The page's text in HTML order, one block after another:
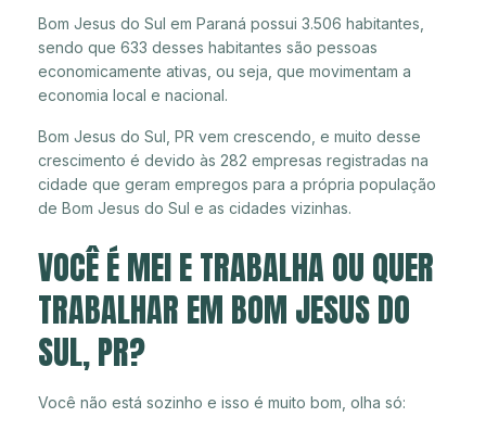
Bom Jesus do Sul em Paraná possui 3.506 habitantes,
sendo que 633 desses habitantes são pessoas
economicamente ativas, ou seja, que movimentam a
economia local e nacional.
Bom Jesus do Sul, PR vem crescendo, e muito desse
crescimento é devido às 282 empresas registradas na
cidade que geram empregos para a própria população
de Bom Jesus do Sul e as cidades vizinhas.
VOCÊ É MEI E TRABALHA OU QUER
TRABALHAR EM BOM JESUS DO
SUL, PR?
Você não está sozinho e isso é muito bom, olha só: